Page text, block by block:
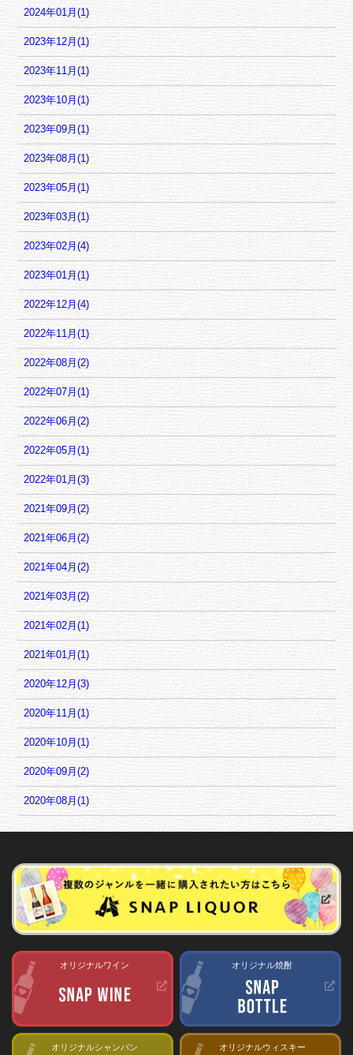
2024年01月(1)
2023年12月(1)
2023年11月(1)
2023年10月(1)
2023年09月(1)
2023年08月(1)
2023年05月(1)
2023年03月(1)
2023年02月(4)
2023年01月(1)
2022年12月(4)
2022年11月(1)
2022年08月(2)
2022年07月(1)
2022年06月(2)
2022年05月(1)
2022年01月(3)
2021年09月(2)
2021年06月(2)
2021年04月(2)
2021年03月(2)
2021年02月(1)
2021年01月(1)
2020年12月(3)
2020年11月(1)
2020年10月(1)
2020年09月(2)
2020年08月(1)
オリジナルワイン オリジナル焼酎
オリジナルシャンパン オリジナルウィスキー